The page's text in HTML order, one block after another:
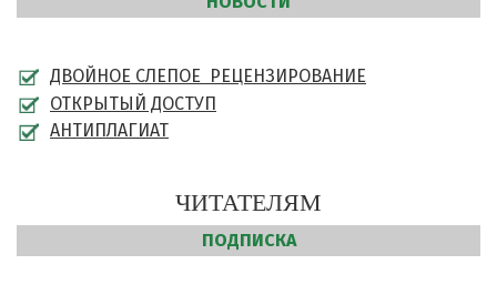
ДВОЙНОЕ СЛЕПОЕ РЕЦЕНЗИРОВАНИЕ
ОТКРЫТЫЙ ДОСТУП
АНТИПЛАГИАТ
ЧИТАТЕЛЯМ
ПОДПИСКА